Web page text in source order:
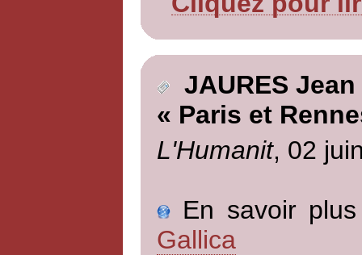
JAURES Jean
« Paris et
L'Humanit, 02
En savoir
Gallica